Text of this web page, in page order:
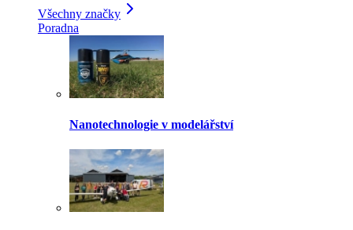
Všechny značky
Poradna
Nanotechnologie v modelářství